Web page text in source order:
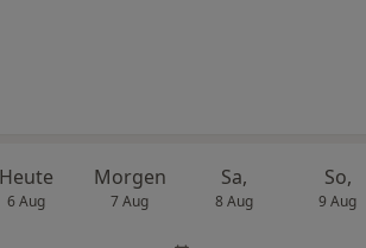
Heute
6 Aug
Morgen
7 Aug
Sa,
8 Aug
So,
9 Aug